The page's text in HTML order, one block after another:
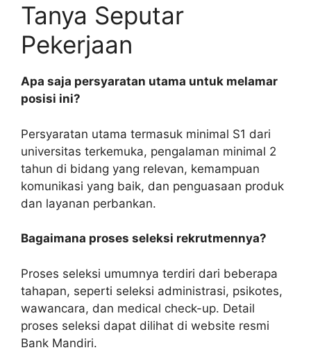
Tanya Seputar
Pekerjaan
Apa saja persyaratan utama untuk melamar
posisi ini?
Persyaratan utama termasuk minimal S1 dari
universitas terkemuka, pengalaman minimal 2
tahun di bidang yang relevan, kemampuan
komunikasi yang baik, dan penguasaan produk
dan layanan perbankan.
Bagaimana proses seleksi rekrutmennya?
Proses seleksi umumnya terdiri dari beberapa
tahapan, seperti seleksi administrasi, psikotes,
wawancara, dan medical check-up. Detail
proses seleksi dapat dilihat di website resmi
Bank Mandiri.